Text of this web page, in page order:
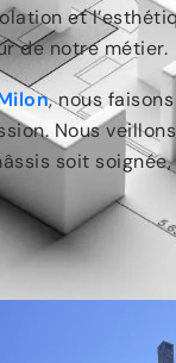
et
de notre métier.
, nous
Nous
soit